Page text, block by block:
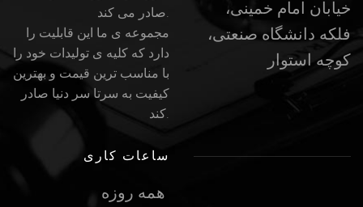
مجموعه ی ما این قابلیت را
دارد که کلیه ی تولیدات خود را
با مناسب ترین قیمت و بهترین
کیفیت به سرتا سر دنیا صادر
خیابان امام خمینی،
فلکه دانشگاه صنعتی،
کوچه استوار
ساعات کاری